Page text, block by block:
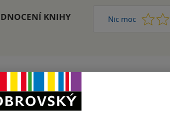
KNIHY Nic moc 1 2 3
16. století z pera významného britského